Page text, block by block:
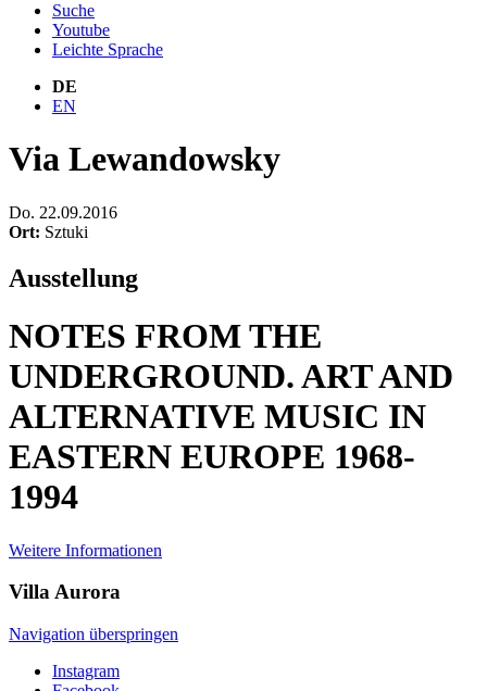
Suche
Youtube
Leichte Sprache
DE
EN
Via Lewandowsky
Do. 22.09.2016
Ort: Sztuki
Ausstellung
NOTES FROM THE
UNDERGROUND. ART AND
ALTERNATIVE MUSIC IN
EASTERN EUROPE 1968-
1994
Weitere Informationen
VillaAurora
Navigation überspringen
Instagram